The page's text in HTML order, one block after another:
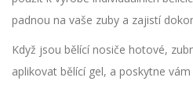
padnou na vaše zuby a zajistí
Když jsou bělící nosiče hotové,
aplikovat bělící gel, a poskytne